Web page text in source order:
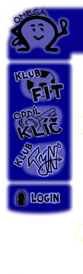
PS Omega
Klub Fit
Oddíl Klíč
Klub Týn's
Login